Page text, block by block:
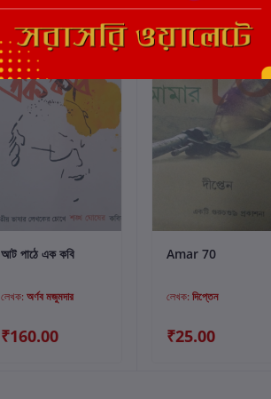
কার্টে যোগ করুন
আট পাঠে এক কবি
লেখক: অর্ণব মজুমদার
₹160.00
কার্টে যোগ করুন
Amar 70
লেখক: দিপ্তেন
₹25.00